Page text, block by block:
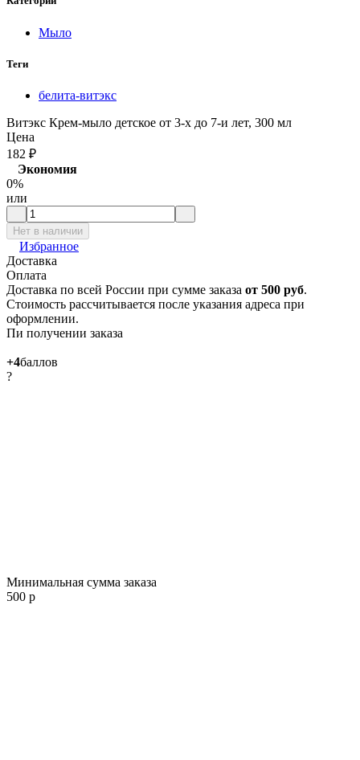
Мыло
Теги
белита-витэкс
Витэкс Крем-мыло детское от 3-х до 7-и лет, 300 мл
Цена
182 ₽
Экономия
0%
или
Нет в наличии
Избранное
Доставка
Оплата
Доставка по всей России при сумме заказа от 500 руб.
Стоимость рассчитывается после указания адреса при
оформлении.
Пи получении заказа
+4баллов
?
Минимальная сумма заказа
500 р